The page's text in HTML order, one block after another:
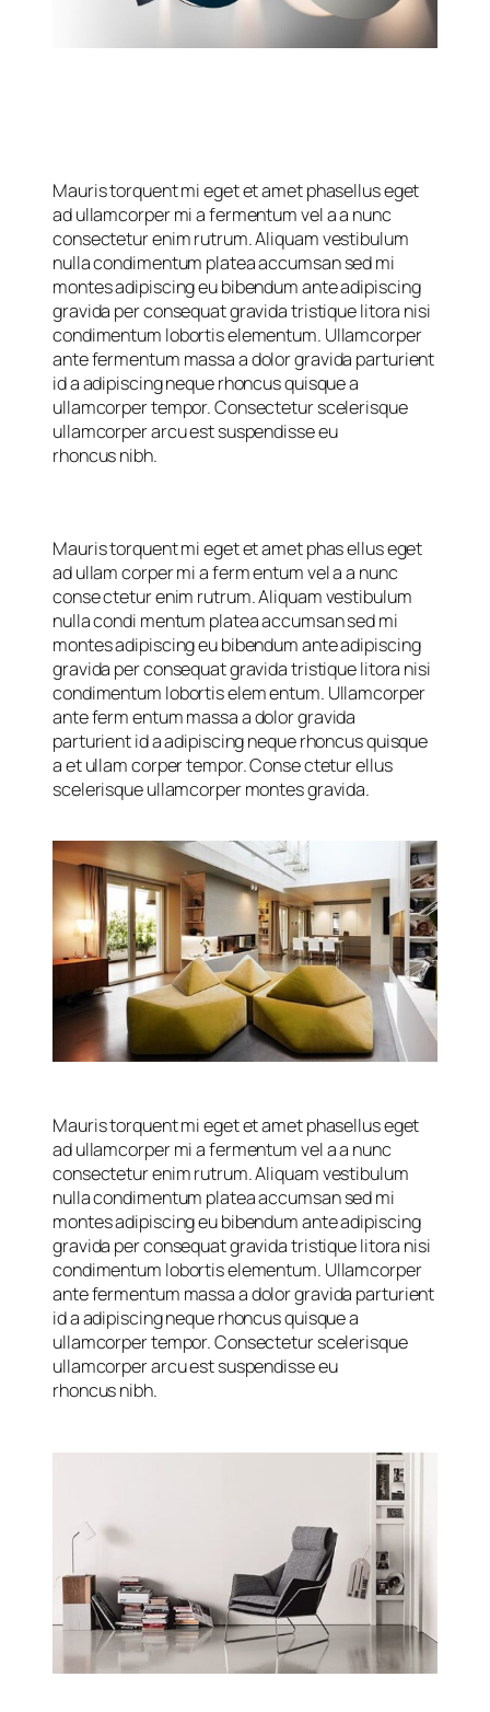
Mauris torquent mi eget et amet phasellus eget
ad ullamcorper mi a fermentum vel a a nunc
consectetur enim rutrum. Aliquam vestibulum
nulla condimentum platea accumsan sed mi
montes adipiscing eu bibendum ante adipiscing
gravida per consequat gravida tristique litora nisi
condimentum lobortis elementum. Ullamcorper
ante fermentum massa a dolor gravida parturient
id a adipiscing neque rhoncus quisque a
ullamcorper tempor. Consectetur scelerisque
ullamcorper arcu est suspendisse eu
rhoncus nibh.
Mauris torquent mi eget et amet phas ellus eget
ad ullam corper mi a ferm entum vel a a nunc
conse ctetur enim rutrum. Aliquam vestibulum
nulla condi mentum platea accumsan sed mi
montes adipiscing eu bibendum ante adipiscing
gravida per consequat gravida tristique litora nisi
condimentum lobortis elem entum. Ullamcorper
ante ferm entum massa a dolor gravida
parturient id a adipiscing neque rhoncus quisque
a et ullam corper tempor. Conse ctetur ellus
scelerisque ullamcorper montes gravida.
Mauris torquent mi eget et amet phasellus eget
ad ullamcorper mi a fermentum vel a a nunc
consectetur enim rutrum. Aliquam vestibulum
nulla condimentum platea accumsan sed mi
montes adipiscing eu bibendum ante adipiscing
gravida per consequat gravida tristique litora nisi
condimentum lobortis elementum. Ullamcorper
ante fermentum massa a dolor gravida parturient
id a adipiscing neque rhoncus quisque a
ullamcorper tempor. Consectetur scelerisque
ullamcorper arcu est suspendisse eu
rhoncus nibh.